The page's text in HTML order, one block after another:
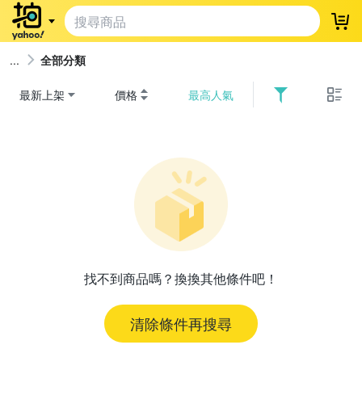
登
全部分類
最新上架 價格 最高人氣
找不到商品嗎？換換其他條件吧！
清除條件再搜尋